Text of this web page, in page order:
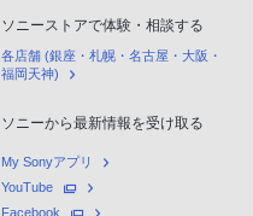
ソニーストアで体験・相談する
各店舗 (銀座・札幌・名古屋・大阪・
福岡天神)
ソニーから最新情報を受け取る
My Sonyアプリ
YouTube
Facebook